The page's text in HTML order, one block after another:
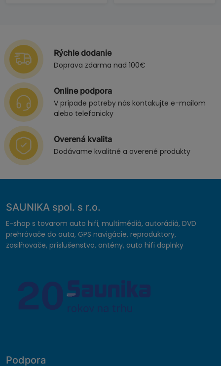
Rýchle dodanie
Doprava zdarma nad 100€
Online podpora
V prípade potreby nás kontakujte e-mailom
alebo telefonicky
Overená kvalita
Dodávame kvalitné a overené produkty
SAUNIKA spol. s r.o.
E-shop s tovarom auto hifi, multimédiá, autorádiá, DVD
prehrávače do auta, GPS navigácie, reproduktory,
zosilňovače, príslušenstvo, antény, auto hifi doplnky
Podpora